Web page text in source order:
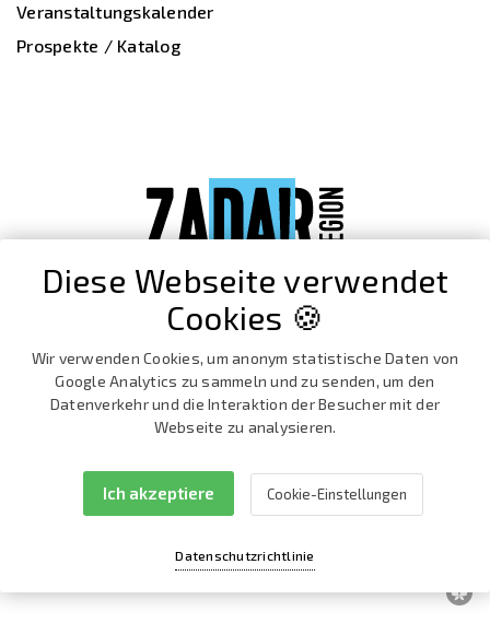
Veranstaltungskalender
Prospekte / Katalog
Instagram
Diese Webseite verwendet
Cookies 🍪
Wir verwenden Cookies, um anonym statistische Daten von
Google Analytics zu sammeln und zu senden, um den
Datenverkehr und die Interaktion der Besucher mit der
Webseite zu analysieren.
Datenschutzrichtlinie
Ich akzeptiere Cookie-Einstellungen